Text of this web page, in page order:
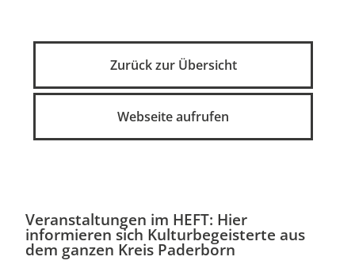
Zurück zur Übersicht
Webseite aufrufen
Veranstaltungen im HEFT: Hier
informieren sich Kulturbegeisterte aus
dem ganzen Kreis Paderborn